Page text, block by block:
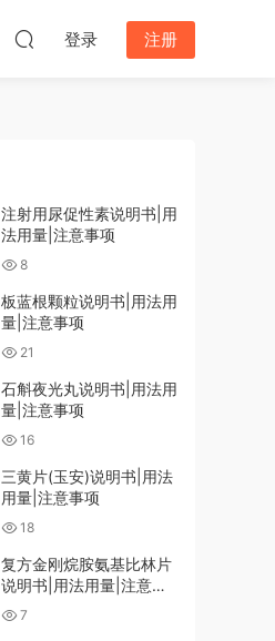
登录 注册
注射用尿促性素说明书|用
法用量|注意事项
8
板蓝根颗粒说明书|用法用
量|注意事项
21
石斛夜光丸说明书|用法用
量|注意事项
16
三黄片(玉安)说明书|用法
用量|注意事项
18
复方金刚烷胺氨基比林片
说明书|用法用量|注意事
项 7